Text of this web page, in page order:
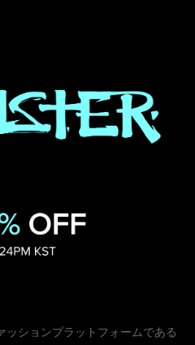
ッションプラットフォームである